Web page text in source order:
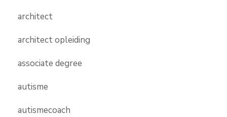
architect
architect opleiding
associate degree
autisme
autismecoach